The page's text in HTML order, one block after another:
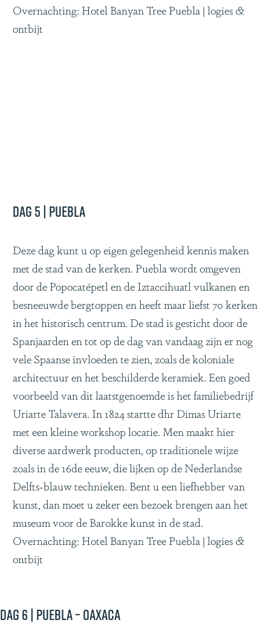
Overnachting: Hotel Banyan Tree Puebla | logies &
ontbijt
Dag 5 | Puebla
Deze dag kunt u op eigen gelegenheid kennis maken
met de stad van de kerken. Puebla wordt omgeven
door de Popocatépetl en de Iztaccihuatl vulkanen en
besneeuwde bergtoppen en heeft maar liefst 70 kerken
in het historisch centrum. De stad is gesticht door de
Spanjaarden en tot op de dag van vandaag zijn er nog
vele Spaanse invloeden te zien, zoals de koloniale
architectuur en het beschilderde keramiek. Een goed
voorbeeld van dit laatstgenoemde is het familiebedrijf
Uriarte Talavera. In 1824 startte dhr Dimas Uriarte
met een kleine workshop locatie. Men maakt hier
diverse aardwerk producten, op traditionele wijze
zoals in de 16de eeuw, die lijken op de Nederlandse
Delfts-blauw technieken. Bent u een liefhebber van
kunst, dan moet u zeker een bezoek brengen aan het
museum voor de Barokke kunst in de stad.
Overnachting: Hotel Banyan Tree Puebla | logies &
ontbijt
Dag 6 | Puebla – Oaxaca